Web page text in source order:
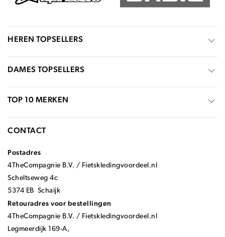
HEREN TOPSELLERS
DAMES TOPSELLERS
TOP 10 MERKEN
CONTACT
Postadres
4TheCompagnie B.V. / Fietskledingvoordeel.nl
Scheltseweg 4c
5374 EB Schaijk
Retouradres voor bestellingen
4TheCompagnie B.V. / Fietskledingvoordeel.nl
Legmeerdijk 169-A,